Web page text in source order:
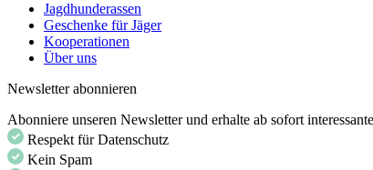
Jagdhunderassen
Geschenke für Jäger
Kooperationen
Über uns
Newsletter abonnieren
Abonniere unseren Newsletter und erhalte ab sofort
Respekt für Datenschutz
Kein Spam